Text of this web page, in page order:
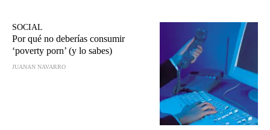
SOCIAL
Por qué no deberías consumir
‘poverty porn’ (y lo sabes)
JUANAN NAVARRO